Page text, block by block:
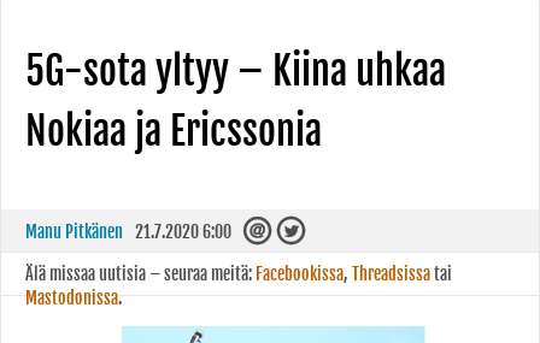
5G-sota yltyy – Kiina uhkaa
Nokiaa ja Ericssonia
Manu Pitkänen 21.7.2020 6:00
Älä missaa uutisia – seuraa meitä: Facebookissa, Threadsissatai
Mastodonissa.